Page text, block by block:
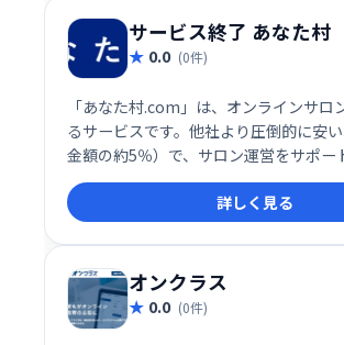
サービス終了 あなた村
0.0 (0件)
「あなた村.com」は、オンラインサロ
るサービスです。他社より圧倒的に安
金額の約5％）で、サロン運営をサポー
ント作成機能も充実しており、様々な
単に可能です。低価格で高機能なオンラ
営を実現したい方におすすめです。
詳しく見る
オンクラス
0.0 (0件)